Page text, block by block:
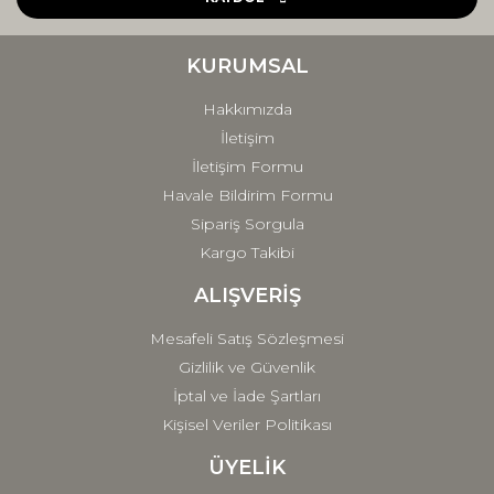
Ürün fiyatı diğer sitelerden daha pahalı.
Gönder
KURUMSAL
Hakkımızda
İletişim
İletişim Formu
Havale Bildirim Formu
Sipariş Sorgula
Kargo Takibi
ALIŞVERİŞ
Mesafeli Satış Sözleşmesi
Gizlilik ve Güvenlik
İptal ve İade Şartları
Kişisel Veriler Politikası
ÜYELİK